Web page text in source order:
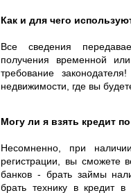
Как и для чего
Все сведения
получения временной
требование
недвижимости, где вы
Могу ли я взять кредит
Несомненно, при
регистрации, вы сможете
банков - брать займы
брать технику в кредит